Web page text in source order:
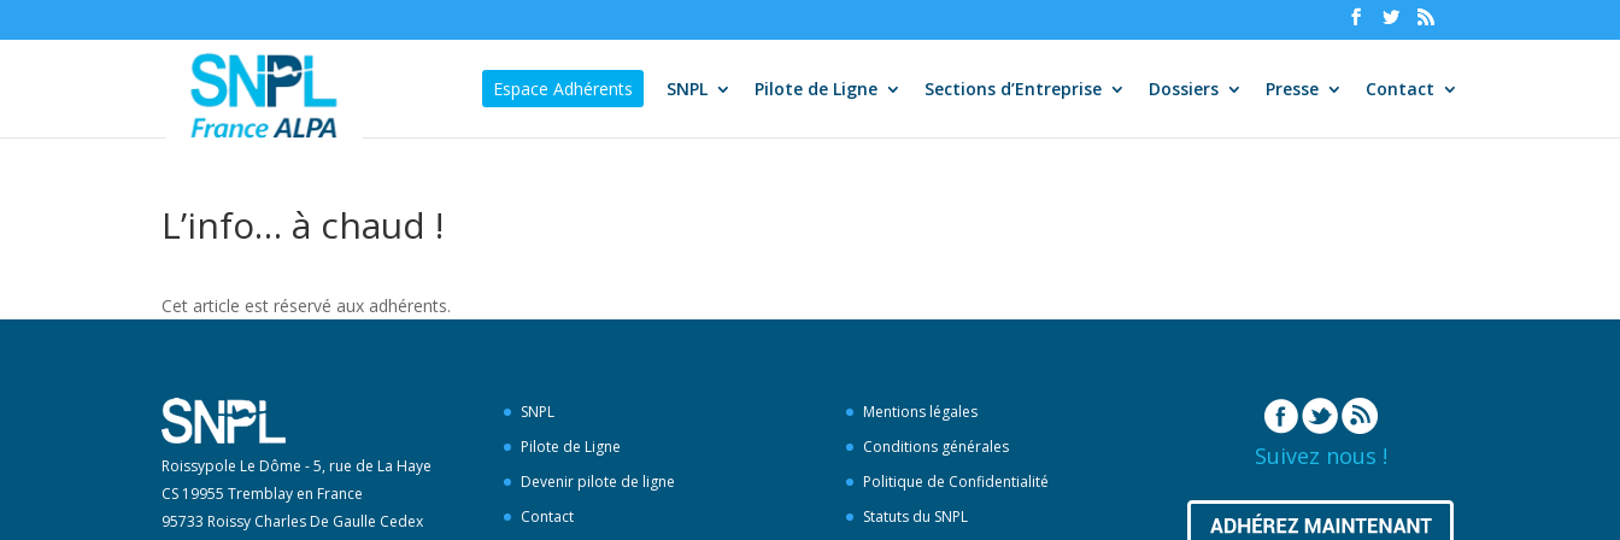
Espace Adhérents SNPL Pilote de Ligne Sections d’Entreprise Dossiers Presse Contact
L’info… à chaud !
Cet article est réservé aux adhérents.
Roissypole Le Dôme - 5, rue de La Haye
CS 19955 Tremblay en France
95733 Roissy Charles De Gaulle Cedex
SNPL
Pilote de Ligne
Devenir pilote de ligne
Contact
Mentions légales
Conditions générales
Politique de Confidentialité
Statuts du SNPL
Suivez nous !